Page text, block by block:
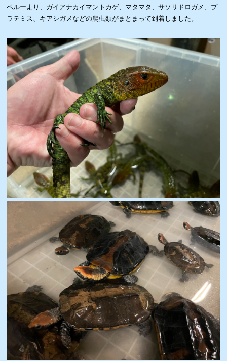
ペルーより、ガイアナカイマントカゲ、マタマタ、サソリドロガメ、プ
ラテミス、キアシガメなどの爬虫類がまとまって到着しました。